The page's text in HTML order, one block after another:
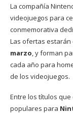
La compañía
videojuegos para
conmemorativa
Las ofertas estarán
marzo, y forman
cada año para
de los videojuegos.
Entre los títulos
populares para